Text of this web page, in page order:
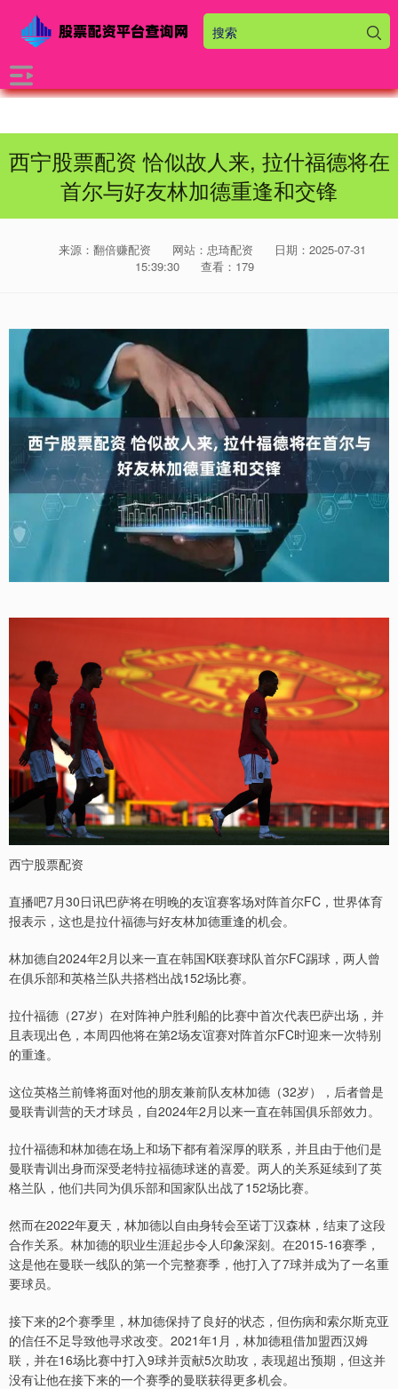
西宁股票配资 恰似故人来, 拉什福德将在
首尔与好友林加德重逢和交锋
来源：翻倍赚配资 网站：忠琦配资
日期：2025-07-31
15:39:30
查看：179
西宁股票配资
直播吧7月30日讯巴萨将在明晚的友谊赛客场对阵首尔FC，世界体育
报表示，这也是拉什福德与好友林加德重逢的机会。
林加德自2024年2月以来一直在韩国K联赛球队首尔FC踢球，两人曾
在俱乐部和英格兰队共搭档出战152场比赛。
拉什福德（27岁）在对阵神户胜利船的比赛中首次代表巴萨出场，并
且表现出色，本周四他将在第2场友谊赛对阵首尔FC时迎来一次特别
的重逢。
这位英格兰前锋将面对他的朋友兼前队友林加德（32岁），后者曾是
曼联青训营的天才球员，自2024年2月以来一直在韩国俱乐部效力。
拉什福德和林加德在场上和场下都有着深厚的联系，并且由于他们是
曼联青训出身而深受老特拉福德球迷的喜爱。两人的关系延续到了英
格兰队，他们共同为俱乐部和国家队出战了152场比赛。
然而在2022年夏天，林加德以自由身转会至诺丁汉森林，结束了这段
合作关系。林加德的职业生涯起步令人印象深刻。在2015-16赛季，
这是他在曼联一线队的第一个完整赛季，他打入了7球并成为了一名重
要球员。
接下来的2个赛季里，林加德保持了良好的状态，但伤病和索尔斯克亚
的信任不足导致他寻求改变。2021年1月，林加德租借加盟西汉姆
联，并在16场比赛中打入9球并贡献5次助攻，表现超出预期，但这并
没有让他在接下来的一个赛季的曼联获得更多机会。